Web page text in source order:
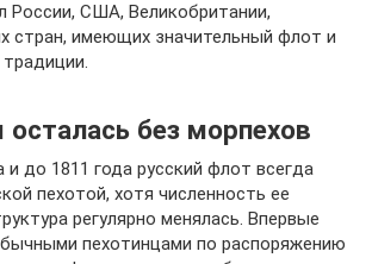
России, США, Великобритании,
стран, имеющих значительный флот и
осталась без морпехов
до 1811 года русский флот всегда
пехотой, хотя численность ее
регулярно менялась. Впервые
пехотинцами по распоряжению